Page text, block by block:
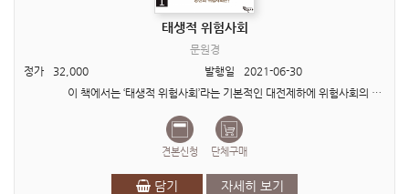
태생적 위험사회
문원경
정가
32,000 발행일
2021-06-30
이 책에서는 ‘태생적 위험사회’라는 기본적인 대전제하에 위험사회의 실체 규명에 관한 제반 논리를 다양..
견본신청 단체구매
담기 자세히 보기